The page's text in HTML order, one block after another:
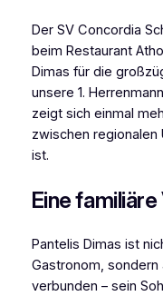
Der SV Concordia
beim Restaurant
Dimas für die
unsere 1.
zeigt sich einmal
zwischen regionalen
ist.
Eine
Pantelis Dimas ist
Gastronom,
verbunden – sein